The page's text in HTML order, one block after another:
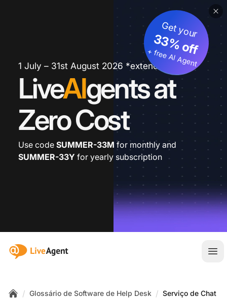
1 July – 31st August 2026 *extended
LiveAIgents at
Zero Cost
Get your
33% off
+ free AI Agent
Use code SUMMER-33M for monthly and
SUMMER-33Y for yearly subscription
:site.title
/ Glossário de Software de Help Desk / Serviço de Chat